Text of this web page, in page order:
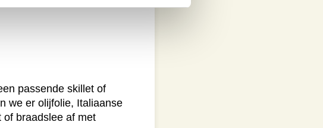
passende skillet of
we er olijfolie, Italiaanse
of braadslee af met